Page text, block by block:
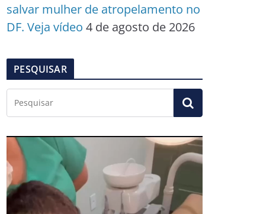
salvar mulher de atropelamento no
DF. Veja vídeo 4 de agosto de 2026
PESQUISAR